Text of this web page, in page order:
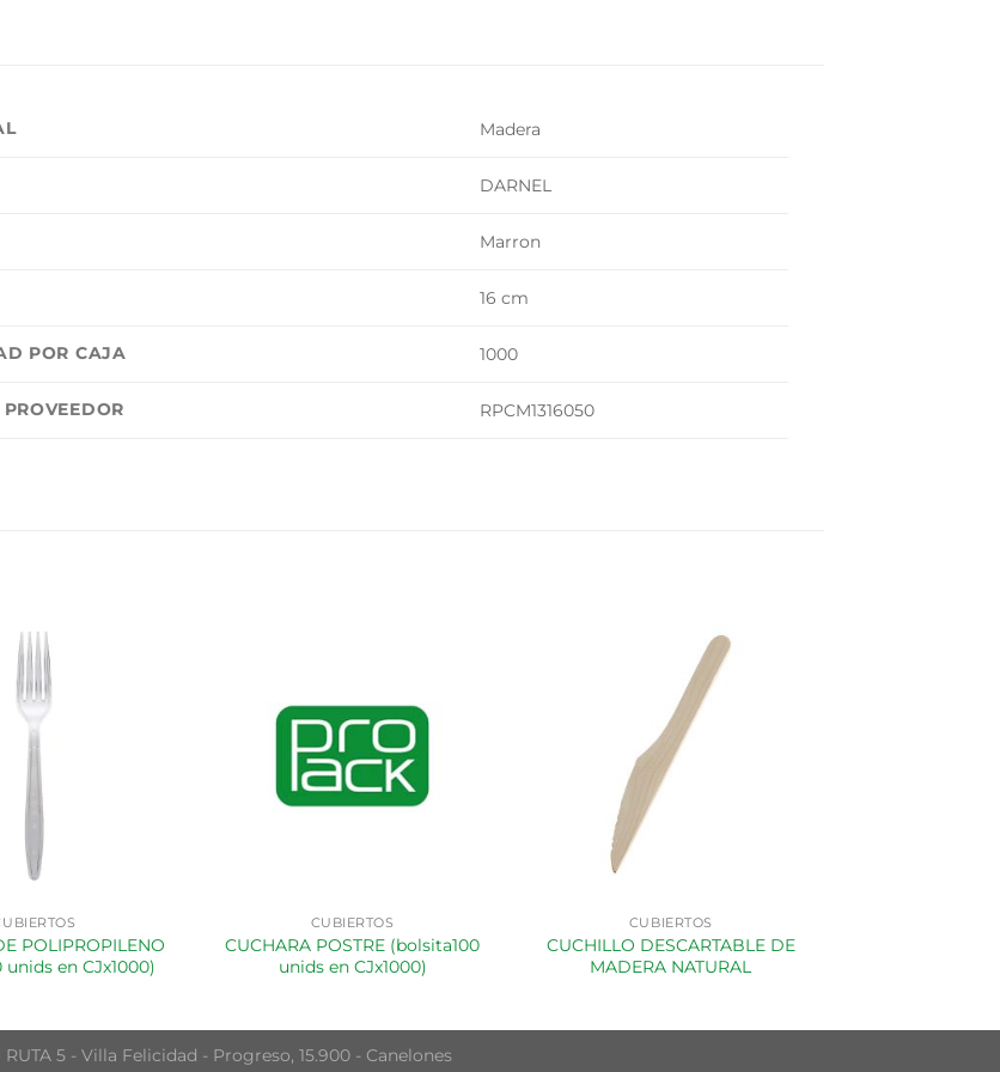
Madera
DARNEL
Marron
16 cm
POR CAJA 1000
RPCM1316050
POLIPROPILENO
unids en CJx1000)
CUBIERTOS
CUCHARA POSTRE (bolsita100
unids en CJx1000)
CUBIERTOS
CUCHILLO DESCARTABLE DE
MADERA NATURAL
5 - Villa Felicidad - Progreso, 15.900 - Canelones